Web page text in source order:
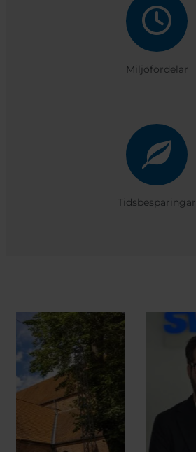
Miljöfördelar
Tidsbesparingar